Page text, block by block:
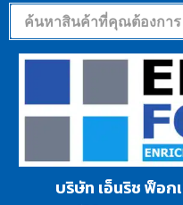
บริษัท เอ็นริช ฟ็อก